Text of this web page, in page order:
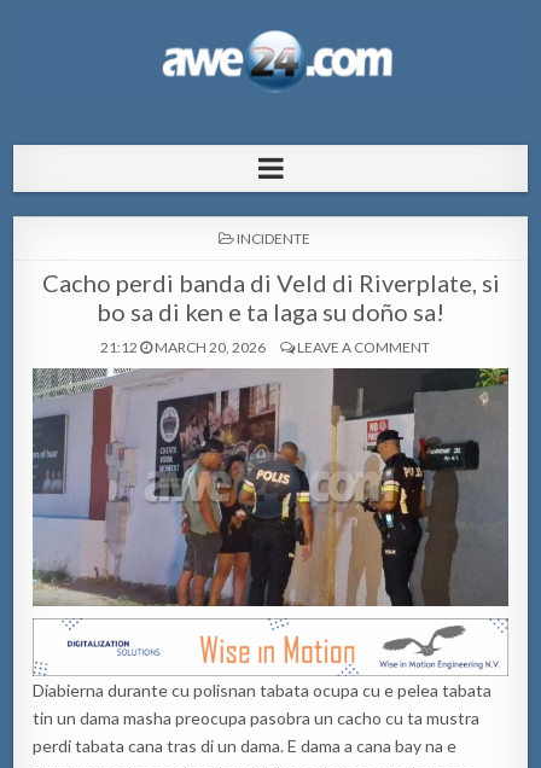
pa Aruba
POSTED
INCIDENTE
Cacho perdi banda di Veld di Riverplate, si
bo sa di ken e ta laga su doño sa!
21:12 MARCH 20, 2026 LEAVE A COMMENT
Diabierna durante cu polisnan tabata ocupa cu e pelea tabata
tin un dama masha preocupa pasobra un cacho cu ta mustra
perdi tabata cana tras di un dama. E dama a cana bay na e